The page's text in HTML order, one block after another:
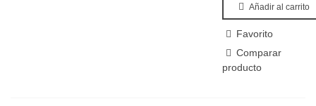
Añadir al carrito
Favorito
Comparar
producto